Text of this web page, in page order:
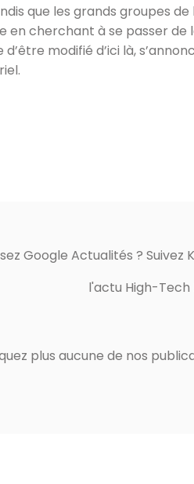
que les grands groupes
en cherchant à se passer de
modifié d’ici là,
Google Actualités ?
l'actu High-Tech
plus aucune de nos